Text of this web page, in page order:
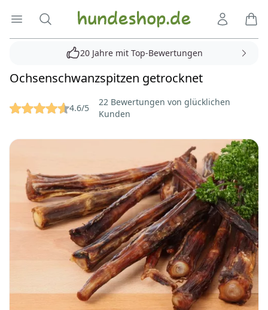
Menü öffnen
Suche Hundeshop.de
20 Jahre mit Top-Bewertungen
Ochsenschwanzspitzen getrocknet
Reviews 4.6/5
22 Bewertungen von glücklichen
Kunden
Bilder